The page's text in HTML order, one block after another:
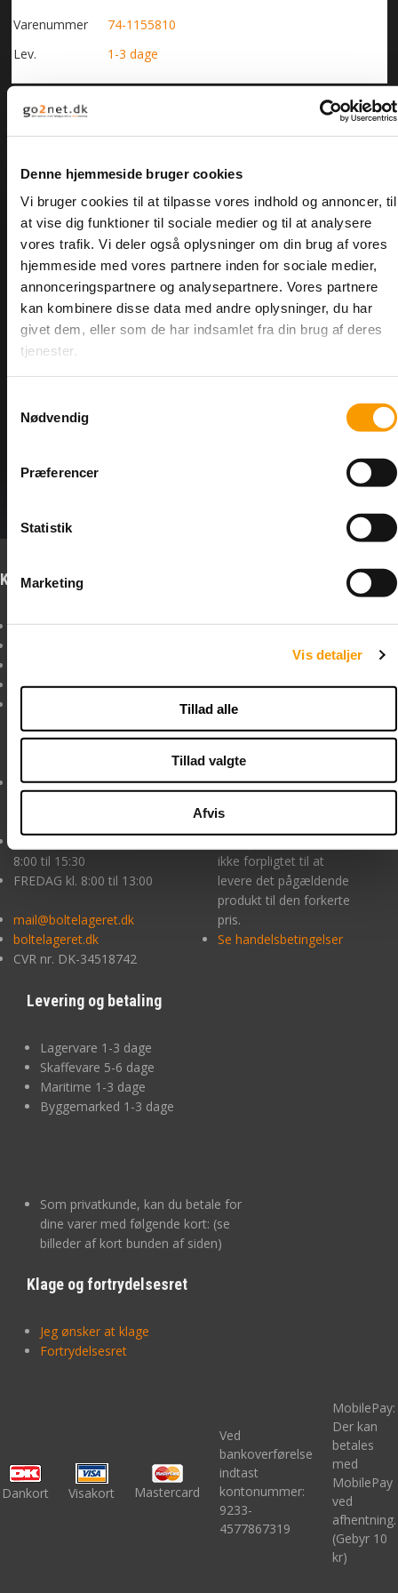
Denne hjemmeside bruger cookies
Vi bruger cookies til at tilpasse vores indhold og annoncer, til
at vise dig funktioner til sociale medier og til at analysere
vores trafik. Vi deler også oplysninger om din brug af vores
hjemmeside med vores partnere inden for sociale medier,
annonceringspartnere og analysepartnere. Vores partnere
kan kombinere disse data med andre oplysninger, du har
givet dem, eller som de har indsamlet fra din brug af deres
tjenester.
Nødvendig
Præferencer
Statistik
Marketing
Vis detaljer
Tillad alle
Tillad valgte
Afvis
BYGGEMARKED
RESTPARTIER
DIN KURV
HANDELSBETINGELSER
OM BOLTELAGERET
KONTAKT
LOGIN
Varenummer
74-1155810
Lev.
1-3 dage
Sømløs strikket i polyester
PU (Polyurethan) belægning i håndflade og fingerspidserne
Ribkrave i polyester
Godt greb
Godkendelse: EN 420 EN 388
PAKKE MED 6 PAR
Kontakt os
Boltelageret I/S
+4552 30 39 11
8:00 til 13:30
LAGERET: Afhentning KUN
MANDAG - TORSDAG kl.
8:00 til 15:30
FREDAG kl. 8:00 til 13:00
mail@boltelageret.dk
boltelageret.dk
CVR nr. DK-34518742
Forbehold I tilfælde af
eller udsolgte varer,
bestræber vi os på
hurtigst muligt at
og hvad vi kan gøre i
sagen.
Prisfejl Hvis en pris er
rimeligvis burde havde
opdaget dette, er vi
ikke forpligtet til at
levere det pågældende
produkt til den forkerte
pris.
Se handelsbetingelser
Levering og betaling
Lagervare 1-3 dage
Skaffevare 5-6 dage
Maritime 1-3 dage
Byggemarked 1-3 dage
Som privatkunde, kan du betale for
dine varer med følgende kort: (se
billeder af kort bunden af siden)
Klage og fortrydelsesret
Jeg ønsker at klage
Fortrydelsesret
Dankort Visakort Mastercard
Ved
bankoverførelse
indtast
kontonummer:
9233-
4577867319
MobilePay:
Der kan
betales
med
MobilePay
ved
afhentning.
(Gebyr 10
kr)